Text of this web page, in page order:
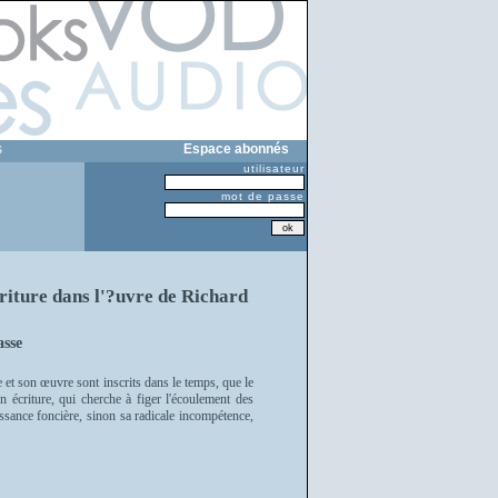
Espace abonnés
utilisateur
mot de passe
dans l'?uvre de Richard
son œuvre sont inscrits dans le temps, que le
écriture, qui cherche à figer l'écoulement des
foncière, sinon sa radicale incompétence,